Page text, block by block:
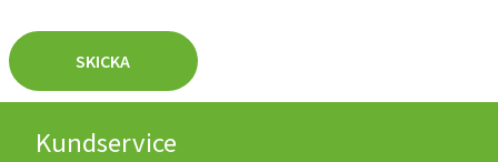
SKICKA
Kundservice